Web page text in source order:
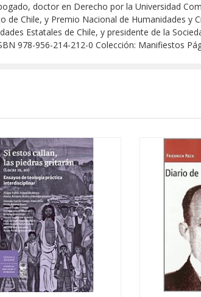
doctor en Derecho por la Universidad
de Chile, y Premio Nacional de Humanidades y
Estatales de Chile, y presidente de la
978-956-214-212-0 Colección: Manifiestos